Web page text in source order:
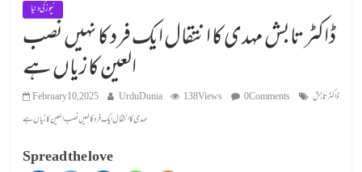
نیوز کی دنیا
ڈاکٹر تابش مہدی کا انتقال ایک فرد کا نہیں نصب
العین کا زیاں ہے
February 10, 2025 UrduDunia 138 Views 0 Comments
ڈاکٹر تابش
مہدی کا انتقال ایک فرد کا نہیں نصب العین کا زیاں ہے
Spread the love